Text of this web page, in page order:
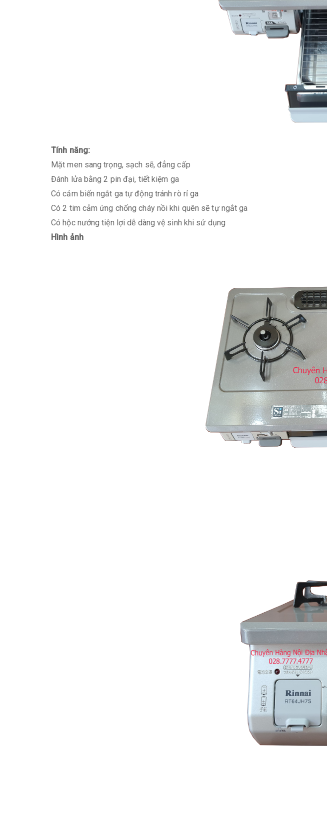
Tính năng:
Mặt men sang trọng, sạch sẽ, đẳng cấp
Đánh lửa bằng 2 pin đại, tiết kiệm ga
Có cảm biến ngắt ga tự động tránh rò rỉ ga
Có 2 tim cảm ứng chống cháy nồi khi quên sẽ tự ngắt ga
Có hộc nướng tiện lợi dễ dàng vệ sinh khi sử dụng
Hình ảnh